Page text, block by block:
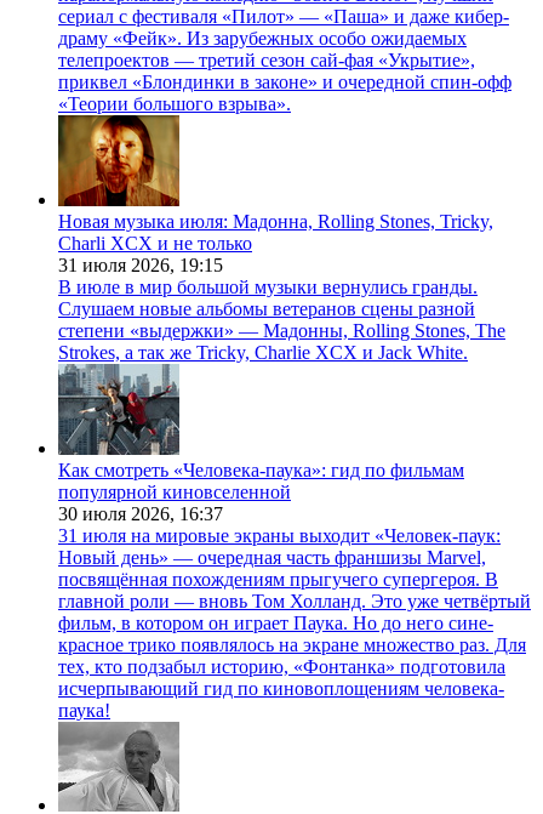
сериал с фестиваля «Пилот» — «Паша» и даже кибер-
драму «Фейк». Из зарубежных особо ожидаемых
телепроектов — третий сезон сай-фая «Укрытие»,
приквел «Блондинки в законе» и очередной спин-офф
«Теории большого взрыва».
Новая музыка июля: Мадонна, Rolling Stones, Tricky,
Charli XCX и не только
31 июля 2026, 19:15
В июле в мир большой музыки вернулись гранды.
Слушаем новые альбомы ветеранов сцены разной
степени «выдержки» — Мадонны, Rolling Stones, The
Strokes, а так же Tricky, Charlie XCX и Jack White.
Как смотреть «Человека-паука»: гид по фильмам
популярной киновселенной
30 июля 2026, 16:37
31 июля на мировые экраны выходит «Человек-паук:
Новый день» — очередная часть франшизы Marvel,
посвящённая похождениям прыгучего супергероя. В
главной роли — вновь Том Холланд. Это уже четвёртый
фильм, в котором он играет Паука. Но до него сине-
красное трико появлялось на экране множество раз. Для
тех, кто подзабыл историю, «Фонтанка» подготовила
исчерпывающий гид по киновоплощениям человека-
паука!